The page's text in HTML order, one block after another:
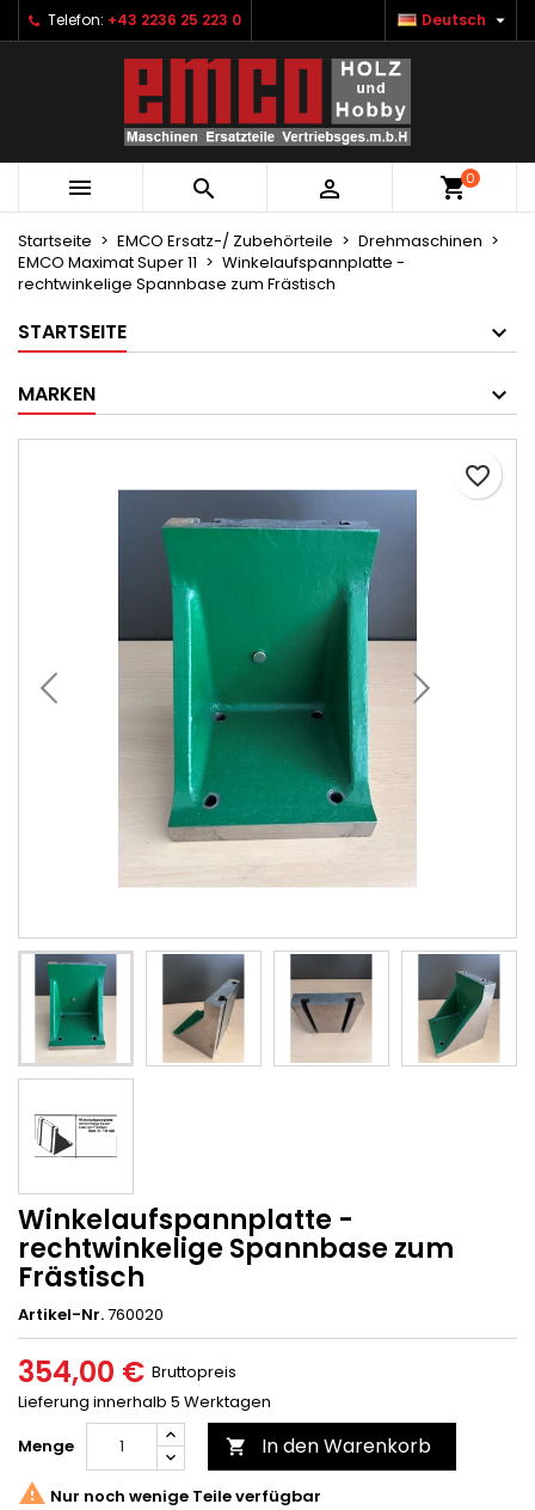
Telefon: +43 2236 25 223 0 Deutsch 
   0
Startseite EMCO Ersatz-/ Zubehörteile
Drehmaschinen
EMCO Maximat Super 11
Winkelaufspannplatte -
rechtwinkelige Spannbase zum Frästisch
STARTSEITE
MARKEN
Winkelaufspannplatte -
rechtwinkelige Spannbase zum
Frästisch
Artikel-Nr.760020
354,00 € Bruttopreis
Lieferung innerhalb 5 Werktagen
Menge
 In den Warenkorb
favorite_border
 Nur noch wenige Teile verfügbar
Ihre Wunschlisten ×
Neue Liste anlegen
Wunschliste erstellen ×
Name der Wunschliste
Abbrechen Wunschliste erstellen
Anmelden ×
Sie müssen angemeldet sein, um Artikel Ihrer
Wunschliste hinzufügen zu können.
Abbrechen Anmelden